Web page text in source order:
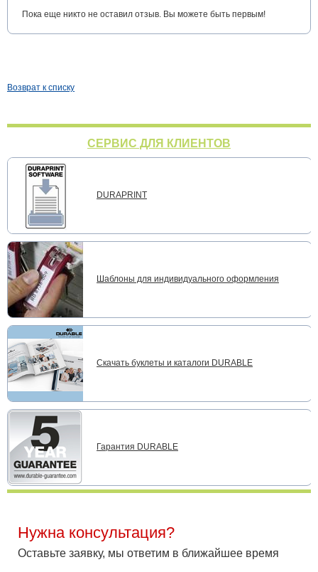
Пока еще никто не оставил отзыв. Вы можете быть первым!
Возврат к списку
СЕРВИС ДЛЯ КЛИЕНТОВ
DURAPRINT
Шаблоны для индивидуального оформления
Скачать буклеты и каталоги DURABLE
Гарантия DURABLE
Нужна консультация?
Оставьте заявку, мы ответим в ближайшее время